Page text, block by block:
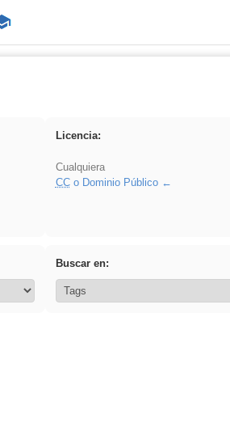
Licencia:
Cualquiera
CCo Dominio Público
Buscar en: